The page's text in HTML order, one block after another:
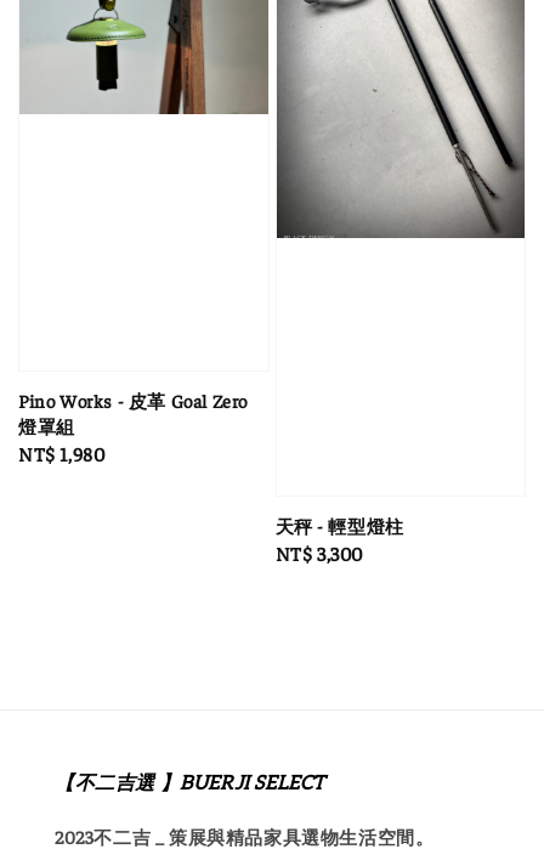
Pino Works - 皮革 Goal Zero
燈罩組
Regular
NT$ 1,980
天秤 - 輕型燈柱
Regular
NT$ 3,300
【不二吉選 】BUERJI SELECT
2023不二吉 _ 策展與精品家具選物生活空間。